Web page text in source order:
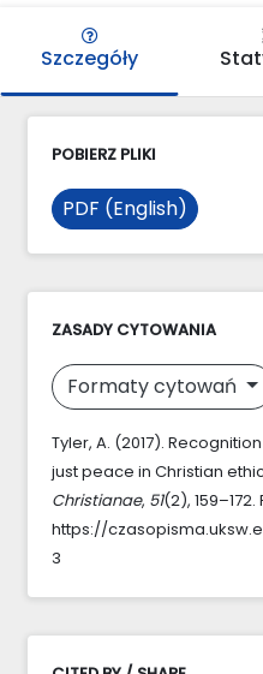
Szczegóły
POBIERZ PLIKI
PDF (English)
ZASADY CYTOWANIA
Formaty cytowań
Tyler, A. (2017).
just peace in Christian
Christianae, 51(2),
https://
3